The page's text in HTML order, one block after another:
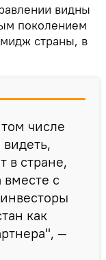
видны
поколением
страны, в
числе
в стране,
вместе с
как
—